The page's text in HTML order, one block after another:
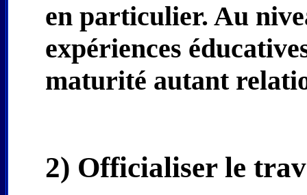
en particulier. Au
expériences
maturité autant
2) Officialiser le